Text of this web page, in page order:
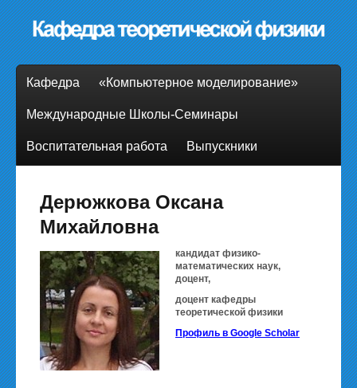
Кафедра «Компьютерное моделирование»
Международные Школы-Семинары
Воспитательная работа Выпускники
Дерюжкова Оксана
Михайловна
кандидат физико-
математических наук,
доцент,
доцент кафедры
теоретической физики
Профиль в Google Scholar